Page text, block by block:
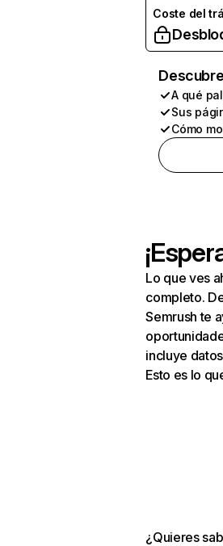
Coste del
A qué
Sus
Cómo
Lo que ves
completo.
Semrush te
incluye
Esto es lo
¿Quieres